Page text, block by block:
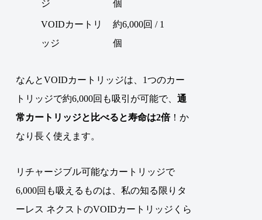
ジ 個
VOIDカートリ
ッジ
約6,000回 / 1
個
なんとVOIDカートリッジは、1つのカー
トリッジで約6,000回も吸引が可能で、通
常カートリッジと比べると寿命は2倍！か
なり長く使えます。
リチャージブル可能なカートリッジで
6,000回も吸えるものは、私の知る限りタ
ーレス ネクストのVOIDカートリッジくら